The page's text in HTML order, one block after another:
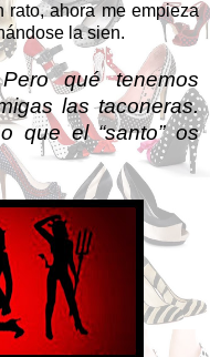
rato, ahora me empieza
la sien.
qué tenemos
las taconeras.
que el “santo” os